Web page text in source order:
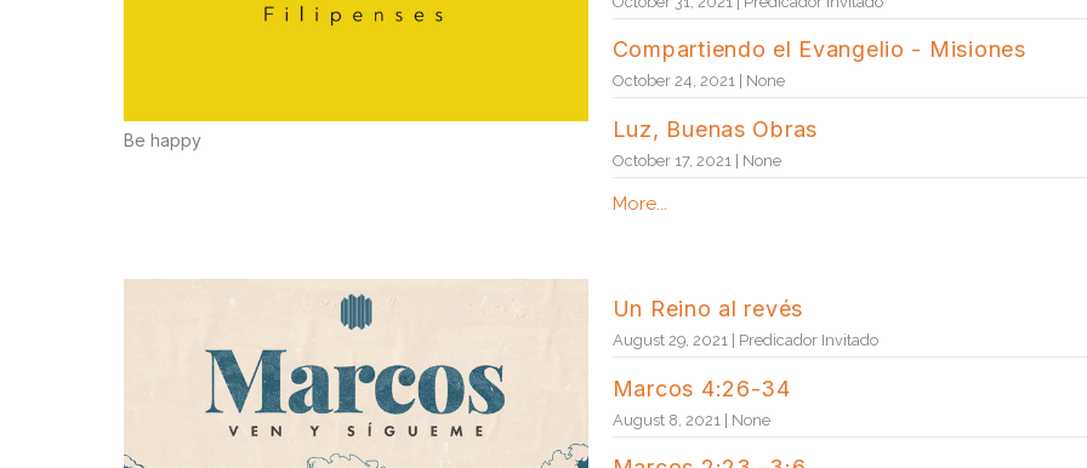
Be happy
Compartiendo el Evangelio - Misiones
October 24, 2021 | None
Luz, Buenas Obras
October 17, 2021 | None
More...
Un Reino al revés
August 29, 2021 | Predicador Invitado
Marcos 4:26-34
August 8, 2021 | None